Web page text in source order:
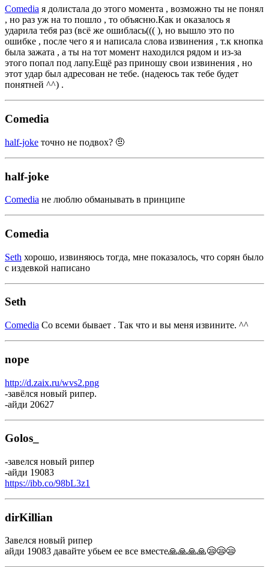
Comedia я долистала до этого момента , возможно ты не понял
, но раз уж на то пошло , то объясню.Как и оказалось я
ударила тебя раз (всё же ошиблась((( ), но вышло это по
ошибке , после чего я и написала слова извинения , т.к кнопка
была зажата , а ты на тот момент находился рядом и из-за
этого попал под лапу.Ещё раз приношу свои извинения , но
этот удар был адресован не тебе. (надеюсь так тебе будет
понятней ^^) .
Comedia
half-joke точно не подвох? 🤨
half-joke
Comedia не люблю обманывать в принципе
Comedia
Seth хорошо, извиняюсь тогда, мне показалось, что сорян было
с издевкой написано
Seth
Comedia Со всеми бывает . Так что и вы меня извините. ^^
nope
http://d.zaix.ru/wvs2.png
-завёлся новый рипер.
-айди 20627
Golos_
-завелся новый рипер
-айди 19083
https://ibb.co/98bL3z1
dirKillian
Завелся новый рипер
айди 19083 давайте убьем ее все вместе🙏🙏🙏🙏😪😪😪